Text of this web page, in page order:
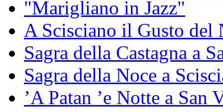
"Marigliano in Jazz"
A Scisciano il Gusto del
Sagra della Castagna a
Sagra della Noce a
’A Patan ’e Notte a San